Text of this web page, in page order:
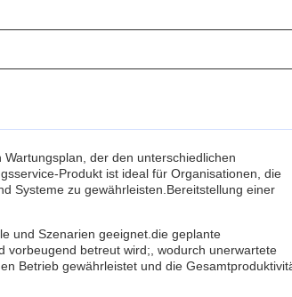
der den unterschiedlichen
Produkt ist ideal für Organisationen, die
Systeme zu gewährleisten.Bereitstellung einer
und Szenarien geeignet.die geplante
vorbeugend betreut wird;, wodurch unerwartete
Betrieb gewährleistet und die